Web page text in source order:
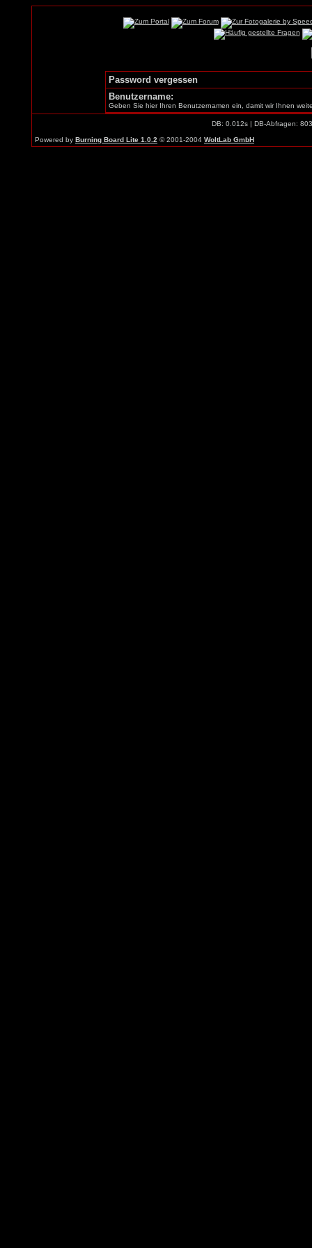
Password vergessen
Benutzername:
Geben Sie hier Ihren Benutzernamen ein, damit wir Ihnen
DB: 0.012s | DB-Abfragen:
Powered by Burning Board Lite 1.0.2 © 2001-2004 WoltLab GmbH